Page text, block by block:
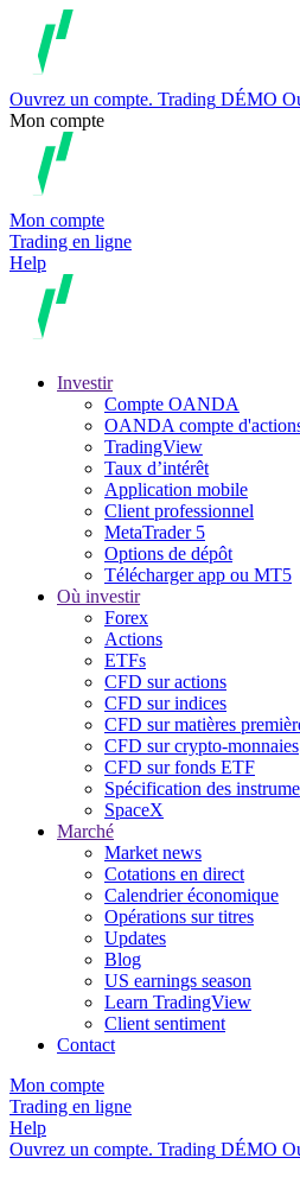
Ouvrez un compte. Trading DÉMO
Mon compte
Mon compte
Trading en ligne
Help
Investir
Compte OANDA
OANDA compte
TradingView
Taux d’intérêt
Application mobile
Client professionnel
MetaTrader 5
Options de dépôt
Télécharger app ou MT5
Où investir
Forex
Actions
ETFs
CFD sur actions
CFD sur indices
CFD sur matières
CFD sur crypto-monnaies
CFD sur fonds ETF
Spécification des
SpaceX
Marché
Market news
Cotations en direct
Calendrier économique
Opérations sur titres
Updates
Blog
US earnings season
Learn TradingView
Client sentiment
Contact
Mon compte
Trading en ligne
Help
Ouvrez un compte. Trading DÉMO